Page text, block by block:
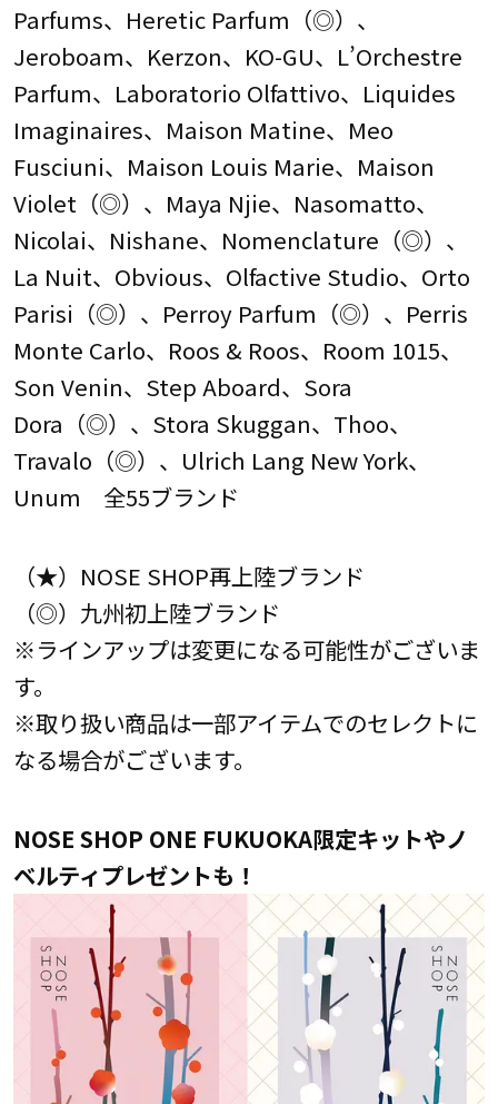
Parfums、Heretic Parfum（◎）、
Jeroboam、Kerzon、KO-GU、L’Orchestre
Parfum、Laboratorio Olfattivo、Liquides
Imaginaires、Maison Matine、Meo
Fusciuni、Maison Louis Marie、Maison
Violet（◎）、Maya Njie、Nasomatto、
Nicolai、Nishane、Nomenclature（◎）、
La Nuit、Obvious、Olfactive Studio、Orto
Parisi（◎）、Perroy Parfum（◎）、Perris
Monte Carlo、Roos & Roos、Room 1015、
Son Venin、Step Aboard、Sora
Dora（◎）、Stora Skuggan、Thoo、
Travalo（◎）、Ulrich Lang New York、
Unum 全55ブランド
（★）NOSE SHOP再上陸ブランド
（◎）九州初上陸ブランド
※ラインアップは変更になる可能性がございま
す。
※取り扱い商品は一部アイテムでのセレクトに
なる場合がございます。
NOSE SHOP ONE FUKUOKA限定キットやノ
ベルティプレゼントも！